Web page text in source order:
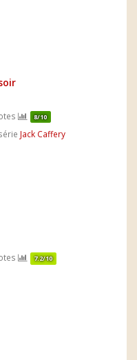
8/10
Jack Caffery
7.2/10